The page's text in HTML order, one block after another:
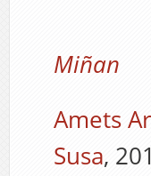
Miñan
Amets
Susa,